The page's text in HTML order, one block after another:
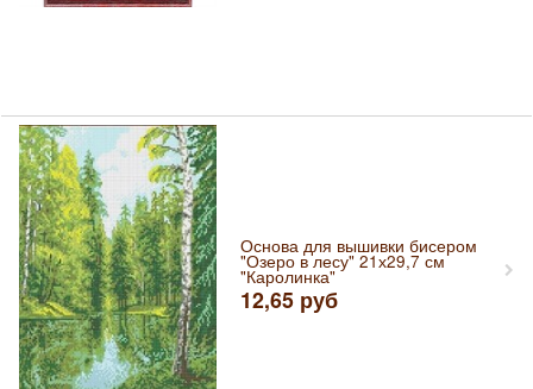
Основа для вышивки бисером
"Озеро в лесу" 21х29,7 см
"Каролинка"
12,65 руб